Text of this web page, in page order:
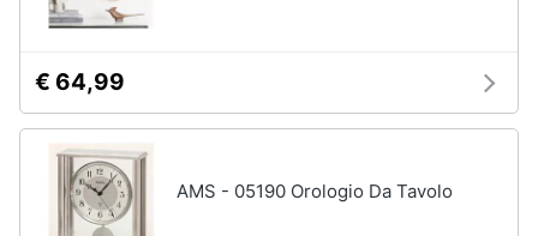
matrimoniale
Vedi
tutti
Illuminazione
€ 64,99
AMS - 05190 Orologio Da Tavolo